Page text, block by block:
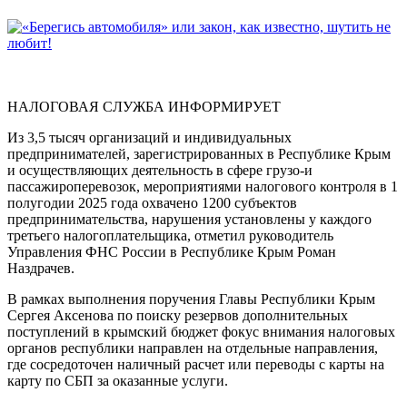
НАЛОГОВАЯ СЛУЖБА ИНФОРМИРУЕТ
Из 3,5 тысяч организаций и индивидуальных
предпринимателей, зарегистрированных в Республике Крым
и осуществляющих деятельность в сфере грузо-и
пассажироперевозок, мероприятиями налогового контроля в 1
полугодии 2025 года охвачено 1200 субъектов
предпринимательства, нарушения установлены у каждого
третьего налогоплательщика, отметил руководитель
Управления ФНС России в Республике Крым Роман
Наздрачев.
В рамках выполнения поручения Главы Республики Крым
Сергея Аксенова по поиску резервов дополнительных
поступлений в крымский бюджет фокус внимания налоговых
органов республики направлен на отдельные направления,
где сосредоточен наличный расчет или переводы с карты на
карту по СБП за оказанные услуги.